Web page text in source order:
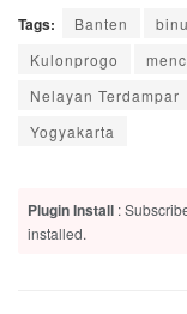
Tags: Banten
Kulonprogo
Nelayan Terdampar
Yogyakarta
Plugin Install :
installed.